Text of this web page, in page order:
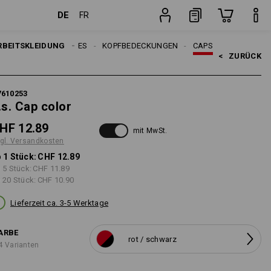
DE FR
CAPS
KOPFBEDECKUNGEN
ACCESSOIRES
< ZURÜCK
Cap color
12.89
Versandkosten
mit MwSt.
1 Stück: CHF 12.89
5 Stück: CHF 11.89
20 Stück: CHF 10.90
Lieferzeit ca. 3-5 Werktage
Varianten
rot / schwarz